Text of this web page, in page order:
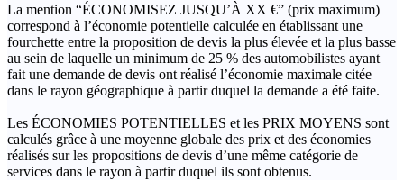
La mention “ÉCONOMISEZ JUSQU’À XX €” (prix maximum)
correspond à l’économie potentielle calculée en établissant une
fourchette entre la proposition de devis la plus élevée et la plus basse
au sein de laquelle un minimum de 25 % des automobilistes ayant
fait une demande de devis ont réalisé l’économie maximale citée
dans le rayon géographique à partir duquel la demande a été faite.
Les ÉCONOMIES POTENTIELLES et les PRIX MOYENS sont
calculés grâce à une moyenne globale des prix et des économies
réalisés sur les propositions de devis d’une même catégorie de
services dans le rayon à partir duquel ils sont obtenus.